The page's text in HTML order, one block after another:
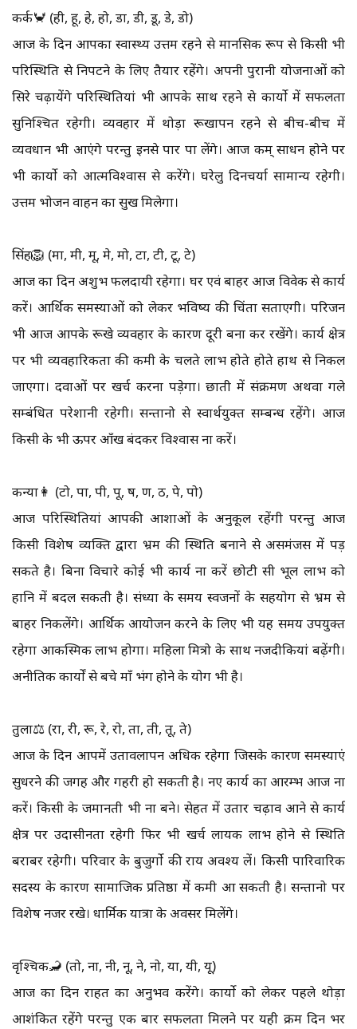
कर्क🦀 (ही, हू, हे, हो, डा, डी, डू, डे, डो)
आज के दिन आपका स्वास्थ्य उत्तम रहने से मानसिक रूप से किसी भी
परिस्थिति से निपटने के लिए तैयार रहेंगे। अपनी पुरानी योजनाओं को
सिरे चढ़ायेंगे परिस्थितियां भी आपके साथ रहने से कार्यो में सफलता
सुनिश्चित रहेगी। व्यवहार में थोड़ा रूखापन रहने से बीच-बीच में
व्यवधान भी आएंगे परन्तु इनसे पार पा लेंगे। आज कम् साधन होने पर
भी कार्यो को आत्मविश्वास से करेंगे। घरेलु दिनचर्या सामान्य रहेगी।
उत्तम भोजन वाहन का सुख मिलेगा।
सिंह🦁 (मा, मी, मू, मे, मो, टा, टी, टू, टे)
आज का दिन अशुभ फलदायी रहेगा। घर एवं बाहर आज विवेक से कार्य
करें। आर्थिक समस्याओं को लेकर भविष्य की चिंता सताएगी। परिजन
भी आज आपके रूखे व्यवहार के कारण दूरी बना कर रखेंगे। कार्य क्षेत्र
पर भी व्यवहारिकता की कमी के चलते लाभ होते होते हाथ से निकल
जाएगा। दवाओं पर खर्च करना पड़ेगा। छाती में संक्रमण अथवा गले
सम्बंधित परेशानी रहेगी। सन्तानो से स्वार्थयुक्त सम्बन्ध रहेंगे। आज
किसी के भी ऊपर आँख बंदकर विश्वास ना करें।
कन्या👩 (टो, पा, पी, पू, ष, ण, ठ, पे, पो)
आज परिस्थितियां आपकी आशाओं के अनुकूल रहेंगी परन्तु आज
किसी विशेष व्यक्ति द्वारा भ्रम की स्थिति बनाने से असमंजस में पड़
सकते है। बिना विचारे कोई भी कार्य ना करें छोटी सी भूल लाभ को
हानि में बदल सकती है। संध्या के समय स्वजनों के सहयोग से भ्रम से
बाहर निकलेंगे। आर्थिक आयोजन करने के लिए भी यह समय उपयुक्त
रहेगा आकस्मिक लाभ होगा। महिला मित्रो के साथ नजदीकियां बढ़ेंगी।
अनीतिक कार्यों से बचे माँ भंग होने के योग भी है।
तुला⚖️ (रा, री, रू, रे, रो, ता, ती, तू, ते)
आज के दिन आपमें उतावलापन अधिक रहेगा जिसके कारण समस्याएं
सुधरने की जगह और गहरी हो सकती है। नए कार्य का आरम्भ आज ना
करें। किसी के जमानती भी ना बने। सेहत में उतार चढ़ाव आने से कार्य
क्षेत्र पर उदासीनता रहेगी फिर भी खर्च लायक लाभ होने से स्थिति
बराबर रहेगी। परिवार के बुजुर्गो की राय अवश्य लें। किसी पारिवारिक
सदस्य के कारण सामाजिक प्रतिष्ठा में कमी आ सकती है। सन्तानो पर
विशेष नजर रखे। धार्मिक यात्रा के अवसर मिलेंगे।
वृश्चिक🦂 (तो, ना, नी, नू, ने, नो, या, यी, यू)
आज का दिन राहत का अनुभव करेंगे। कार्यो को लेकर पहले थोड़ा
आशंकित रहेंगे परन्तु एक बार सफलता मिलने पर यही क्रम दिन भर